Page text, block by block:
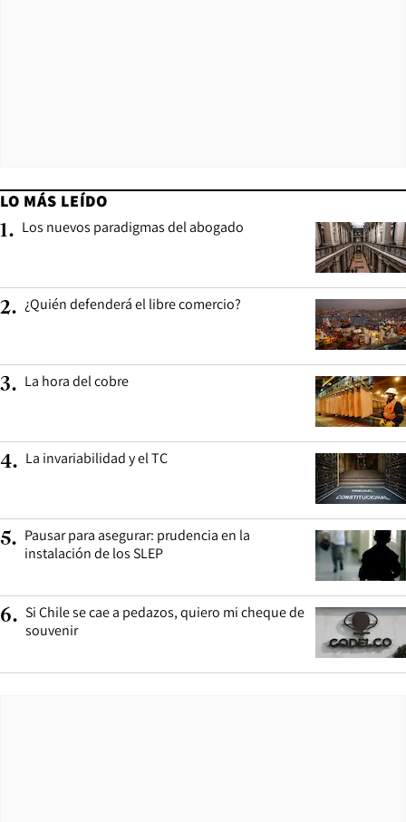
LO MÁS LEÍDO
1. Los nuevos paradigmas del abogado
2. ¿Quién defenderá el libre comercio?
3. La hora del cobre
4. La invariabilidad y el TC
5. Pausar para asegurar: prudencia en la
instalación de los SLEP
6. Si Chile se cae a pedazos, quiero mi cheque de
souvenir